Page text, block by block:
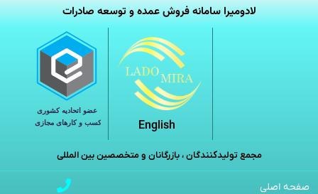
لادومیرا سامانه فروش عمده و توسعه صادرات
English
مجمع تولیدکنندگان ، بازرگانان و متخصصین بین المللی
صفحه اصلی